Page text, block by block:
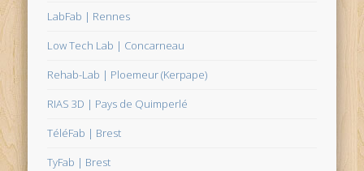
LabFab | Rennes
Low Tech Lab | Concarneau
Rehab-Lab | Ploemeur (Kerpape)
RIAS 3D | Pays de Quimperlé
TéléFab | Brest
TyFab | Brest